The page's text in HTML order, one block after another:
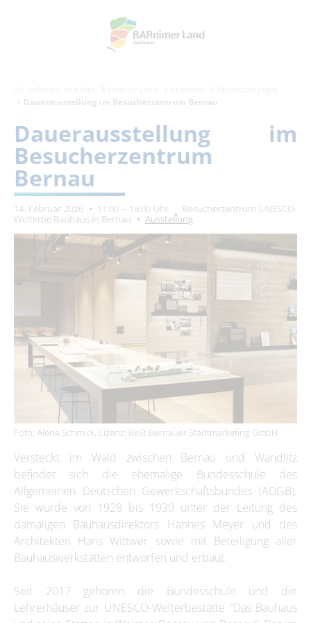
Dauerausstellung im Besucherzentrum Bernau
Dauerausstellung im
Besucherzentrum
Bernau
14. Februar 2026 11:00 – 16:00 Uhr
Besucherzentrum UNESCO-
Welterbe Bauhaus in Bernau
Ausstellung
Foto: Alena Schmick, Lizenz: BeSt Bernauer Stadtmarketing GmbH
Versteckt im Wald zwischen Bernau und Wandlitz
befindet sich die ehemalige Bundesschule des
Allgemeinen Deutschen Gewerkschaftsbundes (ADGB).
Sie wurde von 1928 bis 1930 unter der Leitung des
damaligen Bauhausdirektors Hannes Meyer und des
Architekten Hans Wittwer sowie mit Beteiligung aller
Bauhauswerkstätten entworfen und erbaut.
Seit 2017 gehören die Bundesschule und die
Lehrerhäuser zur UNESCO-Welterbestätte "Das Bauhaus